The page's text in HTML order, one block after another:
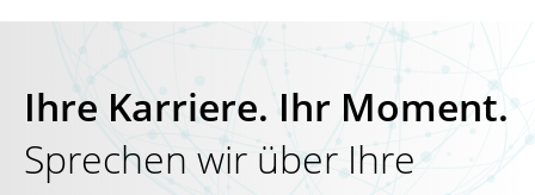
Ihre Karriere. Ihr Moment.
Sprechen wir über Ihre